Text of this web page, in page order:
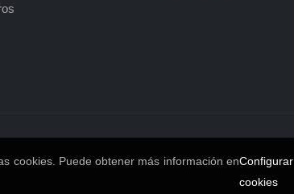
cookies. Puede obtener más información enConfigurar
cookies